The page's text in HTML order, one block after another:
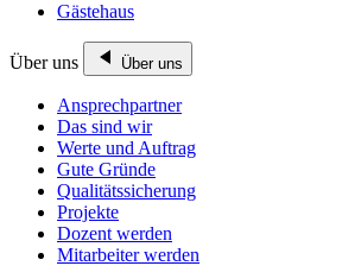
Gästehaus
Über uns Über uns
Ansprechpartner
Das sind wir
Werte und Auftrag
Gute Gründe
Qualitätssicherung
Projekte
Dozent werden
Mitarbeiter werden